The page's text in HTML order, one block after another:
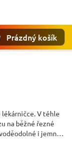
Prázdný košík
V téhle
na běžné řezné
i jemné